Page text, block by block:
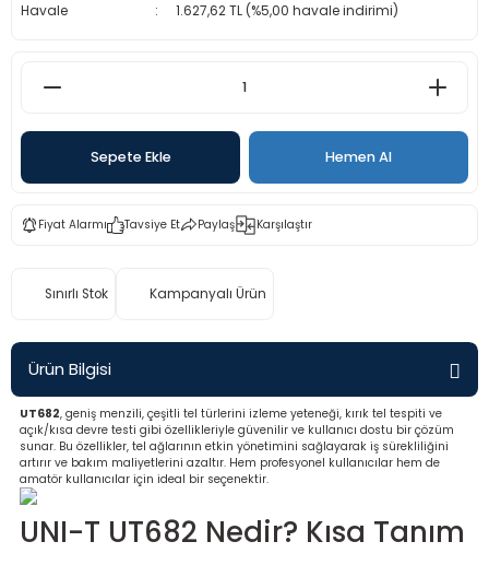
Havale
1.627,62 TL (%5,00 havale indirimi)
Sepete Ekle Hemen Al
Fiyat Alarmı Tavsiye Et Paylaş Karşılaştır
Sınırlı Stok Kampanyalı Ürün
Ürün Bilgisi
UT682, geniş menzili, çeşitli tel türlerini izleme yeteneği, kırık tel tespiti ve
açık/kısa devre testi gibi özellikleriyle güvenilir ve kullanıcı dostu bir çözüm
sunar. Bu özellikler, tel ağlarının etkin yönetimini sağlayarak iş sürekliliğini
artırır ve bakım maliyetlerini azaltır. Hem profesyonel kullanıcılar hem de
amatör kullanıcılar için ideal bir seçenektir.
UNI-T UT682 Nedir? Kısa Tanım